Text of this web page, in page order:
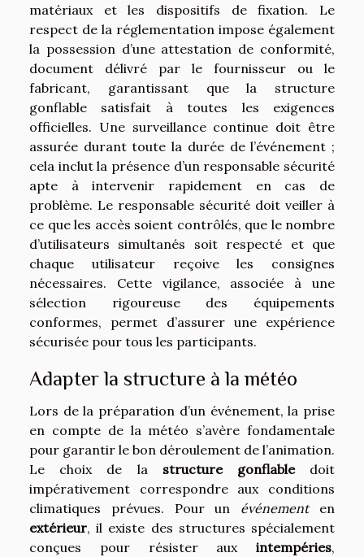
matériaux et les dispositifs de fixation. Le
respect de la réglementation impose également
la possession d’une attestation de conformité,
document délivré par le fournisseur ou le
fabricant, garantissant que la structure
gonflable satisfait à toutes les exigences
officielles. Une surveillance continue doit être
assurée durant toute la durée de l’événement ;
cela inclut la présence d’un responsable sécurité
apte à intervenir rapidement en cas de
problème. Le responsable sécurité doit veiller à
ce que les accès soient contrôlés, que le nombre
d’utilisateurs simultanés soit respecté et que
chaque utilisateur reçoive les consignes
nécessaires. Cette vigilance, associée à une
sélection rigoureuse des équipements
conformes, permet d’assurer une expérience
sécurisée pour tous les participants.
Adapter la structure à la météo
Lors de la préparation d’un événement, la prise
en compte de la météo s’avère fondamentale
pour garantir le bon déroulement de l’animation.
Le choix de la structure gonflabledoit
impérativement correspondre aux conditions
climatiques prévues. Pour un événementen
extérieur, il existe des structures spécialement
conçues pour résister aux intempéries,